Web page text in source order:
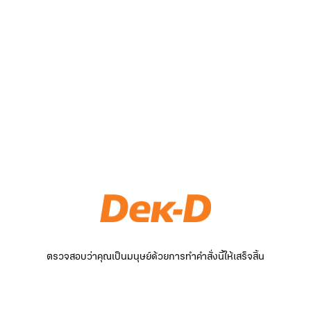
ตรวจสอบว่าคุณเป็นมนุษย์ด้วยการทำคำสั่งนี้ให้เสร็จสิ้น